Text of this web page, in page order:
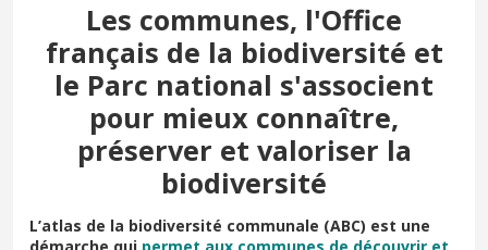
Les communes, l'Office
français de la biodiversité et
le Parc national s'associent
pour mieux connaître,
préserver et valoriser la
biodiversité
L’atlas de la biodiversité communale (ABC) est une